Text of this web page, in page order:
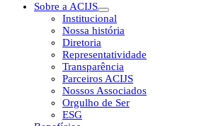
Sobre a ACIJS
Institucional
Nossa história
Diretoria
Representatividade
Transparência
Parceiros ACIJS
Nossos Associados
Orgulho de Ser
ESG